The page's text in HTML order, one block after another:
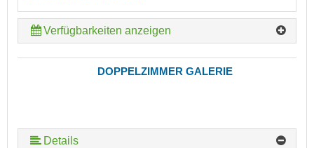
Verfügbarkeiten anzeigen
DOPPELZIMMER GALERIE
Details